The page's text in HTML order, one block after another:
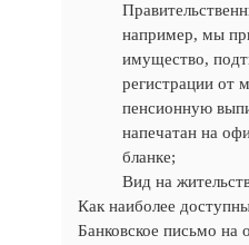
например, мы
имущество,
регистрации от
пенсионную
напечатан на
бланке;
Вид на
Как наиболее
Банковское письмо на